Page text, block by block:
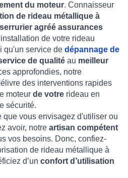
du moteur. Connaisseur
de rideau métallique à
serrurier agréé assurances
installation de votre rideau
qu'un service de dépannage de
de qualité au meilleur
approfondies, notre
des interventions rapides
moteur de votre rideau en
sécurité.
que vous envisagez d'utiliser ou
avoir, notre artisan compétent
vos besoins. Donc, confiez-
de rideau métallique à
d’un confort d’utilisation